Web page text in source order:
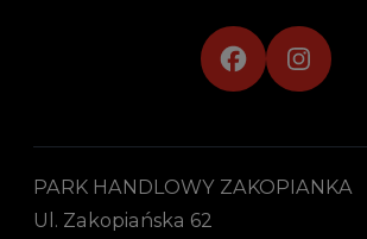
PARK HANDLOWY ZAKOPIANKA
Ul. Zakopiańska 62